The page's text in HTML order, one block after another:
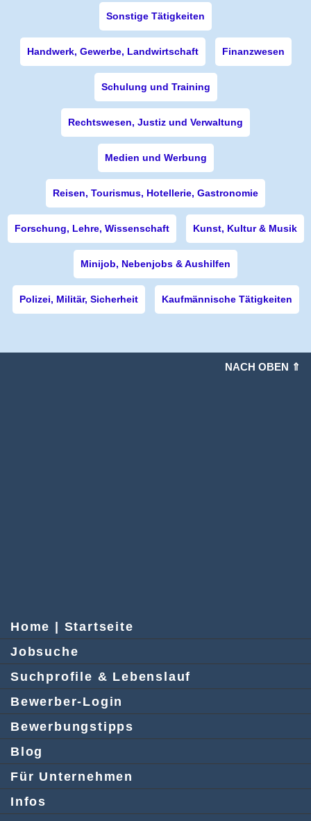
Sonstige Tätigkeiten
Handwerk, Gewerbe, Landwirtschaft Finanzwesen
Schulung und Training
Rechtswesen, Justiz und Verwaltung
Medien und Werbung
Reisen, Tourismus, Hotellerie, Gastronomie
Forschung, Lehre, Wissenschaft Kunst, Kultur & Musik
Minijob, Nebenjobs & Aushilfen
Polizei, Militär, Sicherheit Kaufmännische Tätigkeiten
NACH OBEN ⇑
Home | Startseite
Jobsuche
Suchprofile & Lebenslauf
Bewerber-Login
Bewerbungstipps
Blog
Für Unternehmen
Infos